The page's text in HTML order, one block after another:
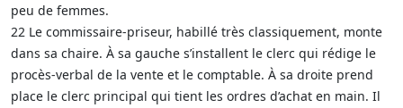
peu de femmes.
22 Le commissaire-priseur, habillé très classiquement, monte
dans sa chaire. À sa gauche s’installent le clerc qui rédige le
procès-verbal de la vente et le comptable. À sa droite prend
place le clerc principal qui tient les ordres d’achat en main. Il